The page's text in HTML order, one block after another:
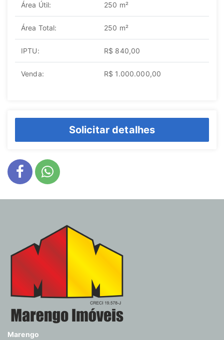
Área Útil: 250 m²
Área Total: 250 m²
IPTU: R$ 840,00
Venda: R$ 1.000.000,00
Solicitar detalhes
Marengo